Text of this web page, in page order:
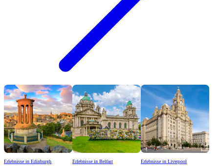
Erlebnisse in Edinburgh Erlebnisse in Belfast Erlebnisse in Liverpool